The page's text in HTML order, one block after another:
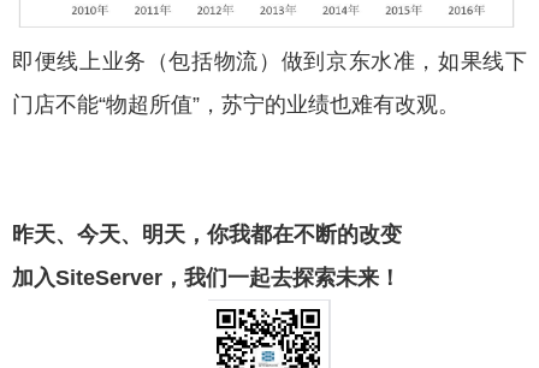
即便线上业务（包括物流）做到京东水准，如果线下
门店不能“物超所值”，苏宁的业绩也难有改观。
昨天、今天、明天，你我都在不断的改变
加入SiteServer，我们一起去探索未来！